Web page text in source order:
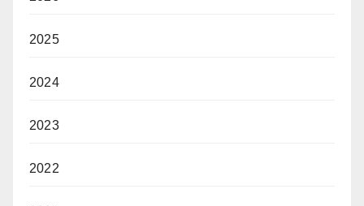
2025
2024
2023
2022